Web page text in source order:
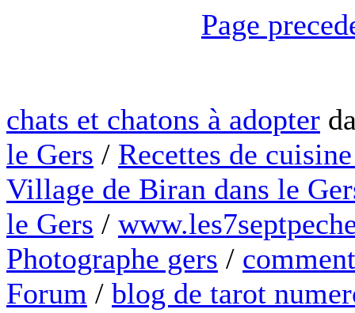
Page
chats et chatons à adopter
le Gers / Recettes de
Village de Biran dans le
le Gers /
Photographe gers /
Forum / blog de tarot